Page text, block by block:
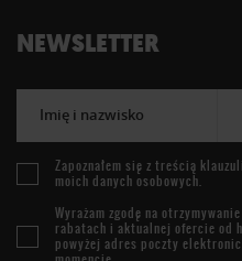
NEWSLETTER
Imię i nazwisko
Zapoznałem się z treścią
moich danych osobowych.
Wyrażam zgodę na
rabatach i aktualnej ofercie od
powyżej adres poczty